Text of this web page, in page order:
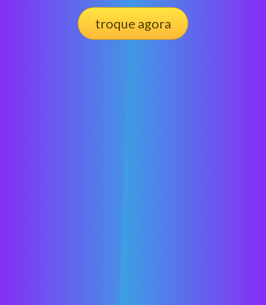
troque agora